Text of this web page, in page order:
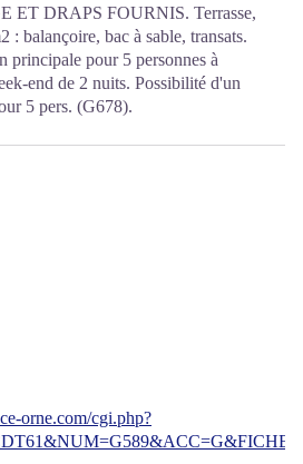
ET DRAPS FOURNIS. Terrasse,
: balançoire, bac à sable, transats.
principale pour 5 personnes à
end de 2 nuits. Possibilité d'un
5 pers. (G678).
orne.com/cgi.php?